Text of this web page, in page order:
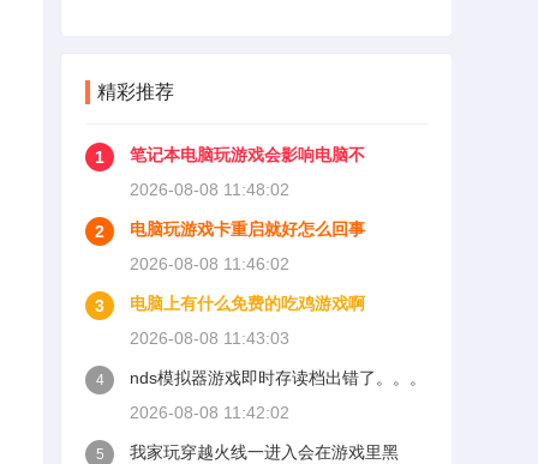
精彩推荐
1
笔记本电脑玩游戏会影响电脑不
2026-08-08 11:48:02
2
电脑玩游戏卡重启就好怎么回事
2026-08-08 11:46:02
3
电脑上有什么免费的吃鸡游戏啊
2026-08-08 11:43:03
4
nds模拟器游戏即时存读档出错了。。。
2026-08-08 11:42:02
5
我家玩穿越火线一进入会在游戏里黑